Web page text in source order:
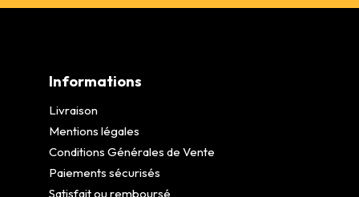
Informations
Livraison
Mentions légales
Conditions Générales de Vente
Paiements sécurisés
Satisfait ou remboursé